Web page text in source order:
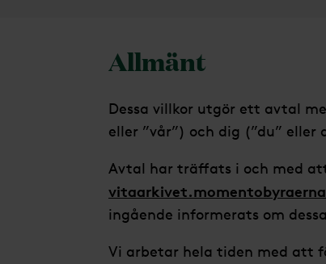
Allmänt
Dessa villkor utgör ett avtal
eller ”vår”) och dig (”du”
Avtal har träffats i och med
ingående informerats om
Vi arbetar hela tiden med att